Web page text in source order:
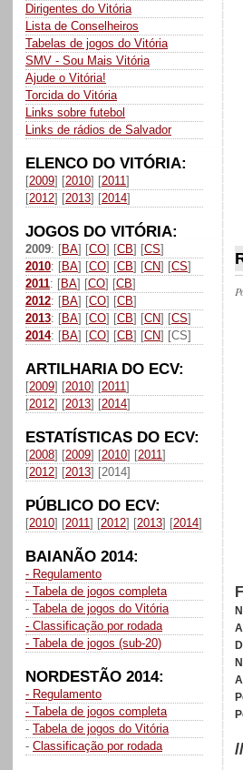
Dirigentes do Vitória
Lista de Conselheiros
Tabelas de jogos do Vitória
SMV - Sou Mais Vitória
Ajude o Vitória!
Torcida do Vitória
Links sobre futebol
Links de rádios de Salvador
ELENCO DO VITÓRIA:
[2009] [2010] [2011]
[2012] [2013] [2014]
JOGOS DO VITÓRIA:
2009: [BA] [CO] [CB] [CS]
2010: [BA] [CO] [CB] [CN] [CS]
2011: [BA] [CO] [CB]
2012: [BA] [CO] [CB]
2013: [BA] [CO] [CB] [CN] [CS]
2014: [BA] [CO] [CB] [CN] [CS]
ARTILHARIA DO ECV:
[2009] [2010] [2011]
[2012] [2013] [2014]
ESTATÍSTICAS DO ECV:
[2008] [2009] [2010] [2011]
[2012] [2013] [2014]
PÚBLICO DO ECV:
[2010] [2011] [2012] [2013] [2014]
BAIANÃO 2014:
- Regulamento
- Tabela de jogos completa
- Tabela de jogos do Vitória
- Classificação por rodada
- Tabela de jogos (sub-20)
NORDESTÃO 2014:
- Regulamento
- Tabela de jogos completa
- Tabela de jogos do Vitória
- Classificação por rodada //